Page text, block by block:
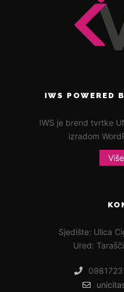
IWS POWERED
IWS je brend tvrtke
izradom
Sjedište: Ulica
Ured: